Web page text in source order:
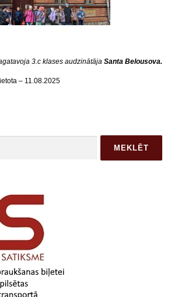
3.c klases audzinātāja Santa Belousova.
– 11.08.2025